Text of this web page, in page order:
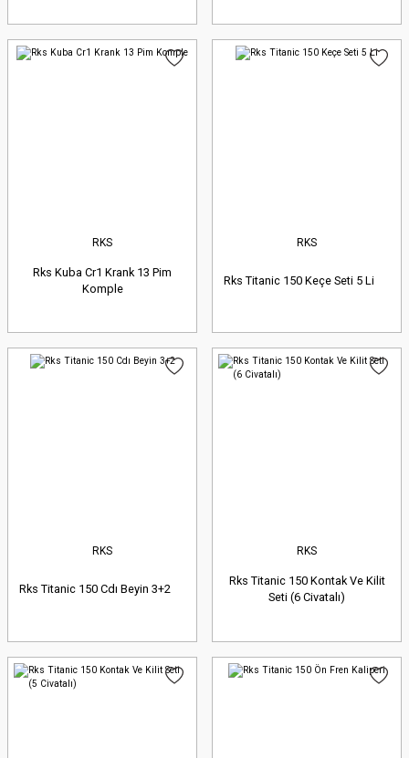
RKS
Rks Kuba Cr1 Krank 13 Pim
Komple
RKS
Rks Titanic 150 Keçe Seti 5 Li
RKS
Rks Titanic 150 Cdı Beyin 3+2
RKS
Rks Titanic 150 Kontak Ve Kilit
Seti (6 Civatalı)